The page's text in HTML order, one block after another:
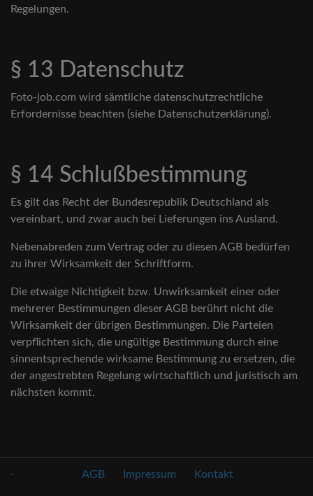
Regelungen.
§ 13 Datenschutz
Foto-job.com wird sämtliche datenschutzrechtliche
Erfordernisse beachten (siehe Datenschutzerklärung).
§ 14 Schlußbestimmung
Es gilt das Recht der Bundesrepublik Deutschland als
vereinbart, und zwar auch bei Lieferungen ins Ausland.
Nebenabreden zum Vertrag oder zu diesen AGB bedürfen
zu ihrer Wirksamkeit der Schriftform.
Die etwaige Nichtigkeit bzw. Unwirksamkeit einer oder
mehrerer Bestimmungen dieser AGB berührt nicht die
Wirksamkeit der übrigen Bestimmungen. Die Parteien
verpflichten sich, die ungültige Bestimmung durch eine
sinnentsprechende wirksame Bestimmung zu ersetzen, die
der angestrebten Regelung wirtschaftlich und juristisch am
nächsten kommt.
. AGB Impressum Kontakt